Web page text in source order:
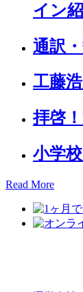
イン
通訳
工藤
拝啓
小学
Read More